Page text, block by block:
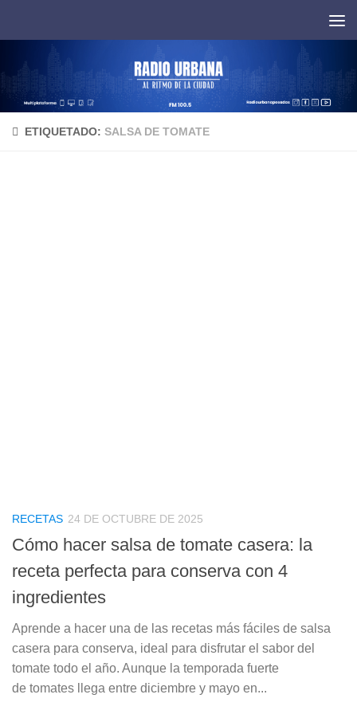
ETIQUETADO: SALSA DE TOMATE
RECETAS 24 DE OCTUBRE DE 2025
Cómo hacer salsa de tomate casera: la
receta perfecta para conserva con 4
ingredientes
Aprende a hacer una de las recetas más fáciles de salsa
casera para conserva, ideal para disfrutar el sabor del
tomate todo el año. Aunque la temporada fuerte
de tomates llega entre diciembre y mayo en...